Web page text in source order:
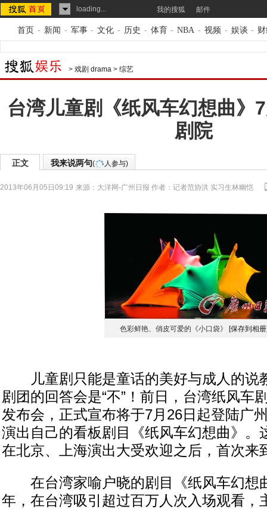
loading... 我的搜狐 邮件
首页 - 新闻 - 军事 - 文化 - 历史 - 体育 - NBA - 视频 - 娱谈 -
> 戏剧 drama > 综艺
台湾儿童剧《纸风车幻想曲》
剧院
正文 我来说两句( 人参与)
2013年06月05日09:19 来源： 大洋网-广州日报 作者：记者范协洪 实习生林幽恺
色彩鲜艳、俏皮可爱的《小口袋》 [保存到相
儿童剧只能是童话的美好与成人的说
剧团的回答会是“不”！前日，台湾纸风车
发布会，正式宣布将于7月26日起登陆广
演出自己的看板剧目《纸风车幻想曲》。
在北京、上海演出大受欢迎之后，首次来
在台湾家喻户晓的剧目《纸风车幻想
年，在台湾吸引超过百万人次入场观看，